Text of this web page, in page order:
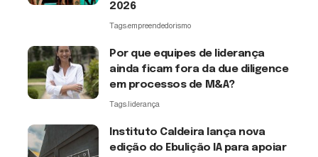
2026
Tags:empreendedorismo
Por que equipes de liderança
ainda ficam fora da due diligence
em processos de M&A?
Tags: liderança
Instituto Caldeira lança nova
edição do Ebulição IA para apoiar